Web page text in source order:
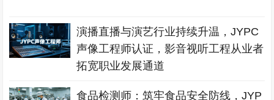
演播直播与演艺行业持续升温，JYPC
声像工程师认证，影音视听工程从业者
拓宽职业发展通道
食品检测师：筑牢食品安全防线，JYP